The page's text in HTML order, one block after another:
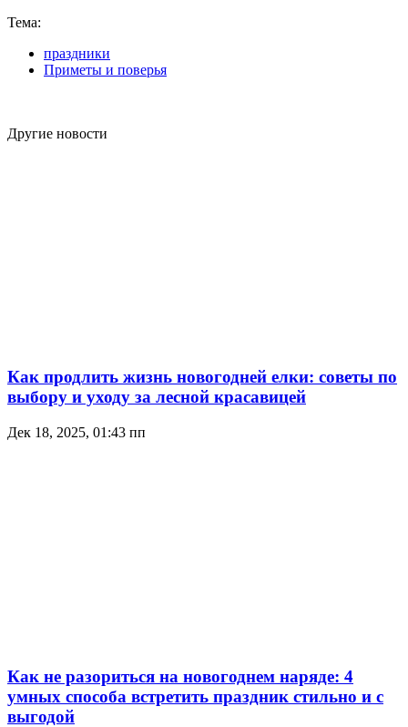
Тема:
праздники
Приметы и поверья
Другие новости
Как продлить жизнь новогодней елки: советы по
выбору и уходу за лесной красавицей
Дек 18, 2025, 01:43 пп
Как не разориться на новогоднем наряде: 4
умных способа встретить праздник стильно и с
выгодой